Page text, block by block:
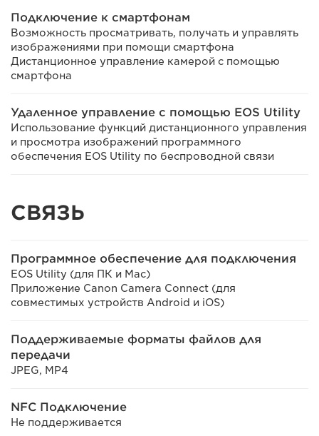
Подключение к смартфонам
Возможность просматривать, получать и управлять
изображениями при помощи смартфона
Дистанционное управление камерой с помощью
смартфона
Удаленное управление с помощью EOS Utility
Использование функций дистанционного управления
и просмотра изображений программного
обеспечения EOS Utility по беспроводной связи
СВЯЗЬ
Программное обеспечение для подключения
EOS Utility (для ПК и Mac)
Приложение Canon Camera Connect (для
совместимых устройств Android и iOS)
Поддерживаемые форматы файлов для
передачи
JPEG, MP4
NFC Подключение
Не поддерживается